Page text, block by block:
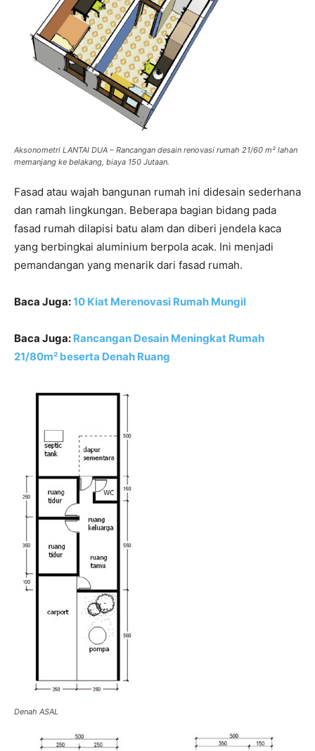
Aksonometri LANTAI DUA – Rancangan desain renovasi rumah 21/60 m² lahan
memanjang ke belakang, biaya 150 Jutaan.
Fasad atau wajah bangunan rumah ini didesain sederhana
dan ramah lingkungan. Beberapa bagian bidang pada
fasad rumah dilapisi batu alam dan diberi jendela kaca
yang berbingkai aluminium berpola acak. Ini menjadi
pemandangan yang menarik dari fasad rumah.
Baca Juga:10 Kiat Merenovasi Rumah Mungil
Baca Juga: Rancangan Desain Meningkat Rumah
21/80m² beserta Denah Ruang
Denah ASAL